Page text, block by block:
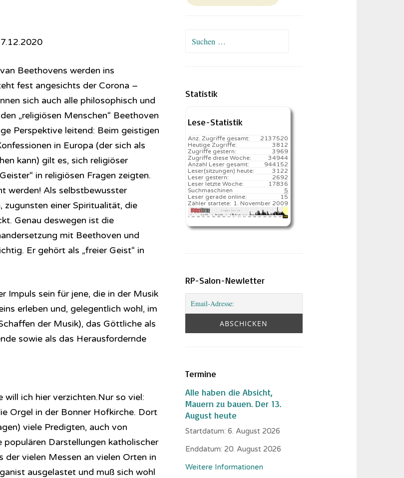
Beethovens werden ins
fest angesichts der Corona –
sich auch alle philosophisch und
„religiösen Menschen“ Beethoven
Perspektive leitend: Beim geistigen
in Europa (der sich als
kann) gilt es, sich religiöser
in religiösen Fragen zeigten.
werden! Als selbstbewusster
zugunsten einer Spiritualität, die
Genau deswegen ist die
mit Beethoven und
Er gehört als „freier Geist“ in
Impuls sein für jene, die in der Musik
erleben und, gelegentlich wohl, im
der Musik), das Göttliche als
sowie als das Herausfordernde
ich hier verzichten.Nur so viel:
Orgel in der Bonner Hofkirche. Dort
viele Predigten, auch von
Darstellungen katholischer
vielen Messen an vielen Orten in
ausgelastet und muß sich wohl
Suchen
Statistik
Lese-Statistik
2137520
Anz. Zugriffe gesamt:
3812
Heutige Zugriffe:
3969
Zugriffe gestern:
34944
Zugriffe diese Woche:
944152
Anzahl Leser gesamt:
3122️
Leser(sitzungen) heute:
2692
Leser gestern:
17836️
Leser letzte Woche:
5
Suchmaschinen
15
Leser gerade online:
1. November 2009
Zähler startete:
RP-Salon-Newletter
Termine
Alle haben die Absicht,
Mauern zu bauen. Der 13.
August heute
Startdatum:6. August 2026
Enddatum: 20. August 2026
Weitere Informationen